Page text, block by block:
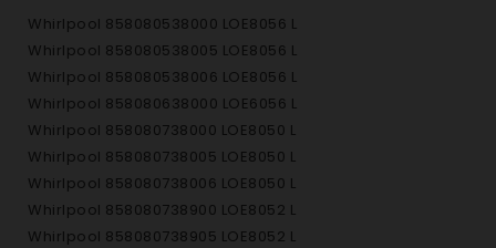
Whirlpool 858080538000 LOE8056 L
Whirlpool 858080538005 LOE8056 L
Whirlpool 858080538006 LOE8056 L
Whirlpool 858080638000 LOE6056 L
Whirlpool 858080738000 LOE8050 L
Whirlpool 858080738005 LOE8050 L
Whirlpool 858080738006 LOE8050 L
Whirlpool 858080738900 LOE8052 L
Whirlpool 858080738905 LOE8052 L